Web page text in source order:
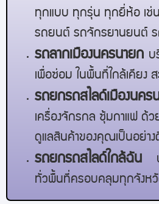
ทุกแบบ ทุกรุ่น ทุกยี่ห้อ เช่
รถยนต์ รถจักรยานยนต์ ร
รถลากเมืองนครนายก บ
เพื่อซ่อม ในพื้นที่ใกล้เคียง
รถยกรถสไลด์เมืองนคร
เครื่องจักรกล ซุ้มกาแฟ ด้ว
ดูแลสินค้าของคุณเป็นอย่าง
รถยกรถสไลด์ใกล้ฉัน
ทั่วพื้นที่ครอบคลุมทุกจังหวั